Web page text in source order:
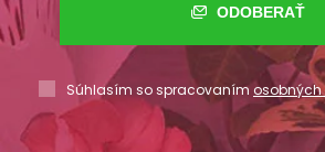
ODOBERAŤ
Súhlasím so spracovaním